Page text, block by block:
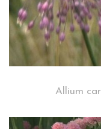
Allium